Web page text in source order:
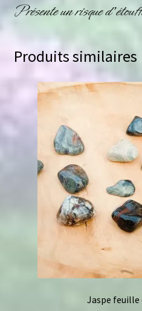
Présente un risque
Produits similaires
Jaspe feuille